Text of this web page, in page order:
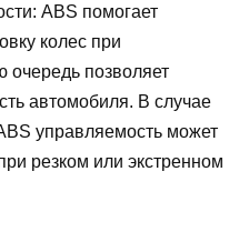
ABS помогает
колес при
очередь позволяет
автомобиля. В случае
управляемость может
резком или экстренном